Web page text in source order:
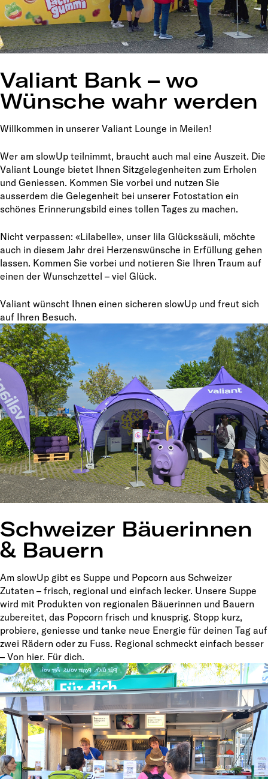
Valiant Bank – wo
Wünsche wahr werden
Willkommen in unserer Valiant Lounge in Meilen!
Wer am slowUp teilnimmt, braucht auch mal eine Auszeit. Die
Valiant Lounge bietet Ihnen Sitzgelegenheiten zum Erholen
und Geniessen. Kommen Sie vorbei und nutzen Sie
ausserdem die Gelegenheit bei unserer Fotostation ein
schönes Erinnerungsbild eines tollen Tages zu machen.
Nicht verpassen: «Lilabelle», unser lila Glückssäuli, möchte
auch in diesem Jahr drei Herzenswünsche in Erfüllung gehen
lassen. Kommen Sie vorbei und notieren Sie Ihren Traum auf
einen der Wunschzettel – viel Glück.
Valiant wünscht Ihnen einen sicheren slowUp und freut sich
auf Ihren Besuch.
Schweizer Bäuerinnen
& Bauern
Am slowUp gibt es Suppe und Popcorn aus Schweizer
Zutaten – frisch, regional und einfach lecker. Unsere Suppe
wird mit Produkten von regionalen Bäuerinnen und Bauern
zubereitet, das Popcorn frisch und knusprig. Stopp kurz,
probiere, geniesse und tanke neue Energie für deinen Tag auf
zwei Rädern oder zu Fuss. Regional schmeckt einfach besser
– Von hier. Für dich.